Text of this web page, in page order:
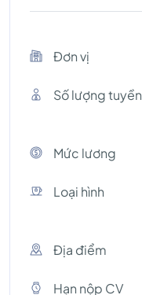
Đơn vị
Số lượng tuyền
Mức lương
Loại hình
Địa điểm
Hạn nộp CV